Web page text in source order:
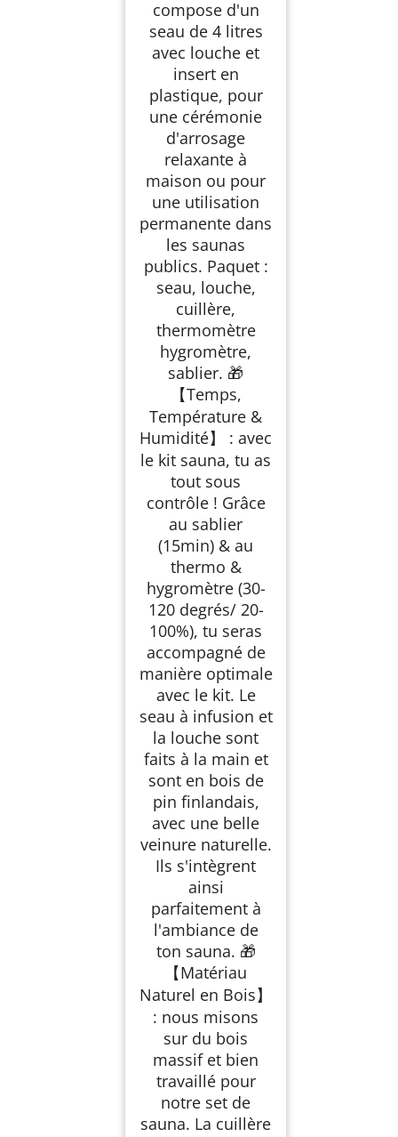
compose d'un
seau de 4 litres
avec louche et
insert en
plastique, pour
une cérémonie
d'arrosage
relaxante à
maison ou pour
une utilisation
permanente dans
les saunas
publics. Paquet :
seau, louche,
cuillère,
thermomètre
hygromètre,
sablier. 🎁
【Temps,
Température &
Humidité】 : avec
le kit sauna, tu as
tout sous
contrôle ! Grâce
au sablier
(15min) & au
thermo &
hygromètre (30-
120 degrés/ 20-
100%), tu seras
accompagné de
manière optimale
avec le kit. Le
seau à infusion et
la louche sont
faits à la main et
sont en bois de
pin finlandais,
avec une belle
veinure naturelle.
Ils s'intègrent
ainsi
parfaitement à
l'ambiance de
ton sauna. 🎁
【Matériau
Naturel en Bois】
: nous misons
sur du bois
massif et bien
travaillé pour
notre set de
sauna. La cuillère